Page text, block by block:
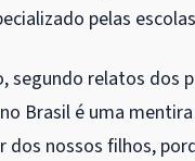
pelas
segundo relatos dos
Brasil é uma
nossos filhos,